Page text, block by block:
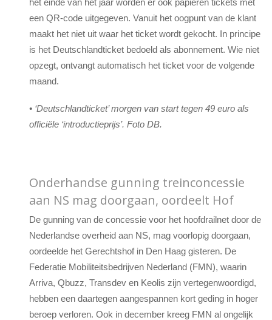
het einde van het jaar worden er ook papieren tickets met
een QR-code uitgegeven. Vanuit het oogpunt van de klant
maakt het niet uit waar het ticket wordt gekocht. In principe
is het Deutschlandticket bedoeld als abonnement. Wie niet
opzegt, ontvangt automatisch het ticket voor de volgende
maand.
• ‘Deutschlandticket’ morgen van start tegen 49 euro als
officiële ‘introductieprijs’. Foto DB.
Onderhandse gunning treinconcessie
aan NS mag doorgaan, oordeelt Hof
De gunning van de concessie voor het hoofdrailnet door de
Nederlandse overheid aan NS, mag voorlopig doorgaan,
oordeelde het Gerechtshof in Den Haag gisteren. De
Federatie Mobiliteitsbedrijven Nederland (FMN), waarin
Arriva, Qbuzz, Transdev en Keolis zijn vertegenwoordigd,
hebben een daartegen aangespannen kort geding in hoger
beroep verloren. Ook in december kreeg FMN al ongelijk